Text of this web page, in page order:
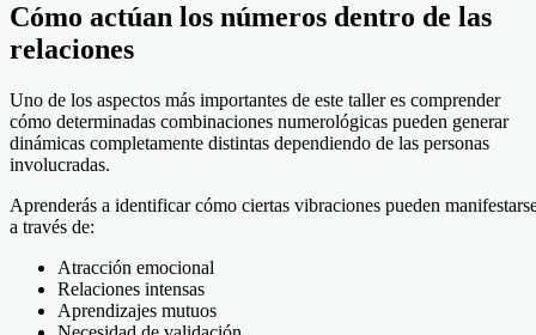
Cómo actúan los números dentro de las
relaciones
Uno de los aspectos más importantes de este taller es comprender
cómo determinadas combinaciones numerológicas pueden generar
dinámicas completamente distintas dependiendo de las personas
involucradas.
Aprenderás a identificar cómo ciertas vibraciones pueden
a través de:
Atracción emocional
Relaciones intensas
Aprendizajes mutuos